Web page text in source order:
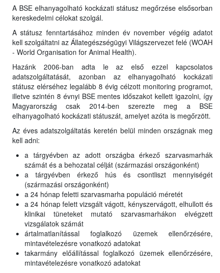
A BSE elhanyagolható kockázati státusz megőrzése elsősorban
kereskedelmi célokat szolgál.
A státusz fenntartásához minden év november végéig adatot
kell szolgáltatni az Állategészségügyi Világszervezet felé (WOAH
- World Organisation for Animal Health).
Hazánk 2006-ban adta le az első ezzel kapcsolatos
adatszolgáltatását, azonban az elhanyagolható kockázati
státusz elérséhez legalább 8 évig célzott monitoring programot,
illetve szintén 8 évnyi BSE mentes időszakot kellett igazolni, így
Magyarország csak 2014-ben szerezte meg a BSE
elhanyagolható kockázati státuszát, amelyet azóta is megőrzött.
Az éves adatszolgáltatás keretén belül minden országnak meg
kell adni:
a tárgyévben az adott országba érkező szarvasmarhák
számát és a behozatal célját (származási országonként)
a tárgyévben érkező hús és csontliszt mennyiségét
(származási országonként)
a 24 hónap feletti szarvasmarha populáció méretét
a 24 hónap felett vizsgált vágott, kényszervágott, elhullott és
klinikai tüneteket mutató szarvasmarhákon elvégzett
vizsgálatok számát
ártalmatlanítással foglalkozó üzemek ellenőrzésére,
mintavételezésre vonatkozó adatokat
takarmány előállítással foglalkozó üzemek ellenőrzésére,
mintavételezésre vonatkozó adatokat